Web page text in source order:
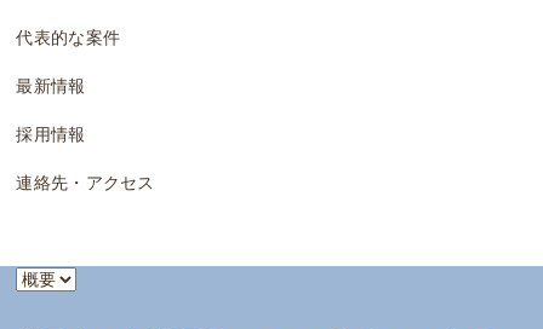
代表的な案件
最新情報
採用情報
連絡先・アクセス